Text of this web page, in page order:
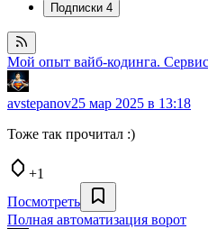
Подписки 4
Мой опыт вайб-кодинга.
avstepanov25 мар 2025 в 13:18
Тоже так прочитал :)
+1
Посмотреть
Полная автоматизация ворот